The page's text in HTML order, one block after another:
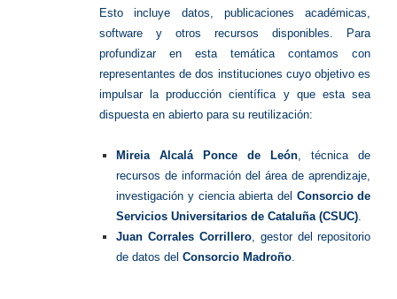
Esto incluye datos, publicaciones académicas,
software y otros recursos disponibles. Para
profundizar en esta temática contamos con
representantes de dos instituciones cuyo objetivo es
impulsar la producción científica y que esta sea
dispuesta en abierto para su reutilización:
Mireia Alcalá Ponce de León , técnica de
recursos de información del área de aprendizaje,
investigación y ciencia abierta del Consorcio de
Servicios Universitarios de Cataluña (CSUC)
Juan Corrales Corrillero, gestor del repositorio
de datos delConsorcio Madroño